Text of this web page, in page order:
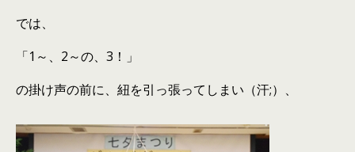
では、
「1～、2～の、3！」
の掛け声の前に、紐を引っ張ってしまい（汗;）、